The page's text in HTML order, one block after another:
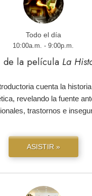
Todo el día
10:00a.m. - 9:00p.m.
de la película La
cuenta la
revelando la fuente
trastornos e
ASISTIR »